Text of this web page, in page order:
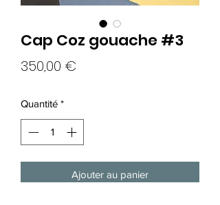
Cap Coz gouache #3
350,00 €
Quantité *
Ajouter au panier